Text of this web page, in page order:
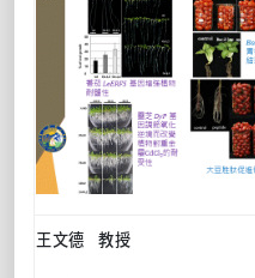
王文德 教授